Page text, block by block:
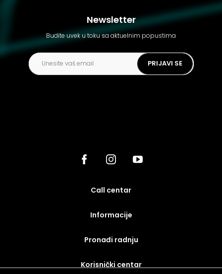
Newsletter
Budite uvek u toku sa aktuelnim popustima
PRIJAVI SE
call centar
Informacije
Pronađi radnju
korisnički centar